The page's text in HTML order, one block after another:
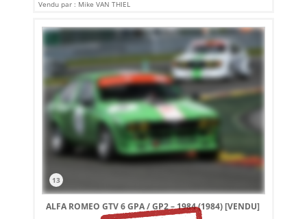
Vendu par : Mike VAN THIEL
13
ALFA ROMEO GTV 6 GPA / GP2 – 1984 (1984)[VENDU]